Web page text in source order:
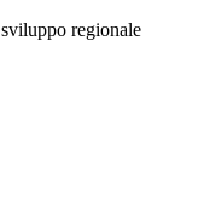
regionale